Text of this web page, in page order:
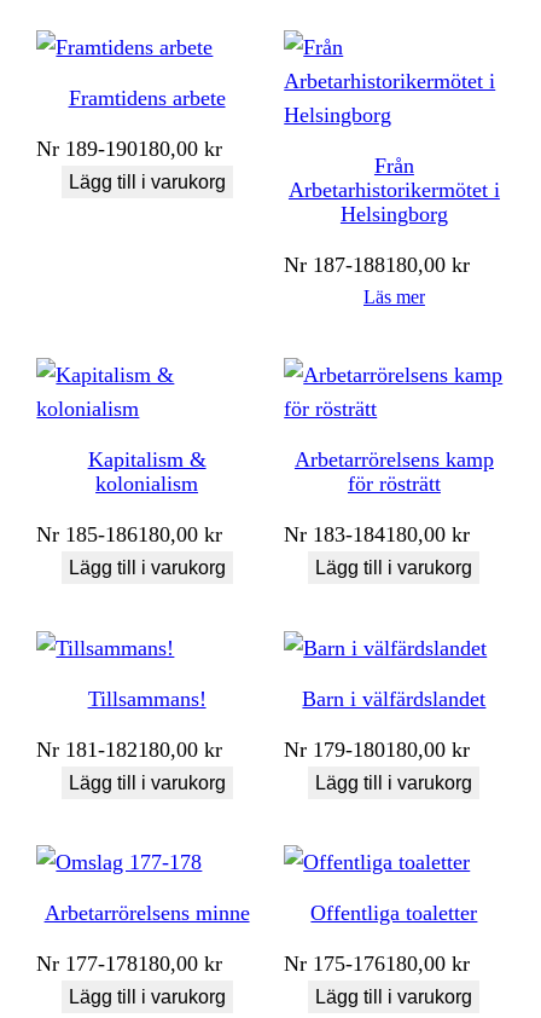
Framtidens arbete
Nr 189-190180,00kr
Lägg till i varukorg
Från
Arbetarhistorikermötet i
Helsingborg
Nr 187-188180,00kr
Läs mer
Kapitalism &
kolonialism
Nr 185-186180,00kr
Lägg till i varukorg
Arbetarrörelsens kamp
för rösträtt
Nr 183-184180,00kr
Lägg till i varukorg
Tillsammans!
Nr 181-182180,00kr
Lägg till i varukorg
Barn i välfärdslandet
Nr 179-180180,00kr
Lägg till i varukorg
Arbetarrörelsens minne
Nr 177-178180,00kr
Lägg till i varukorg
Offentliga toaletter
Nr 175-176180,00kr
Lägg till i varukorg